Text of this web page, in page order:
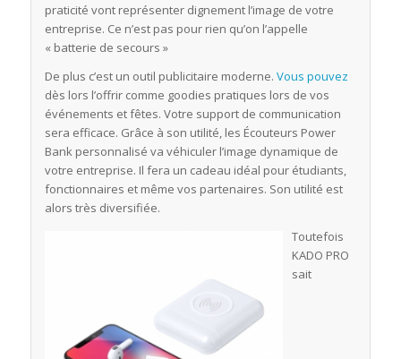
praticité vont représenter dignement l’image de votre
entreprise. Ce n’est pas pour rien qu’on l’appelle
« batterie de secours »
De plus c’est un outil publicitaire moderne. Vous pouvez
dès lors l’offrir comme goodies pratiques lors de vos
événements et fêtes. Votre support de communication
sera efficace. Grâce à son utilité, les Écouteurs Power
Bank personnalisé va véhiculer l’image dynamique de
votre entreprise. Il fera un cadeau idéal pour étudiants,
fonctionnaires et même vos partenaires. Son utilité est
alors très diversifiée.
Toutefois
KADO PRO
sait